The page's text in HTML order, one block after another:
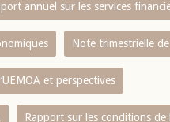
annuel sur les services
Note trimestrielle
et perspectives
Rapport sur les conditions de